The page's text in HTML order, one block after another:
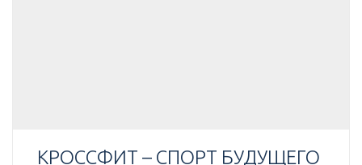
КРОССФИТ – СПОРТ БУДУЩЕГО